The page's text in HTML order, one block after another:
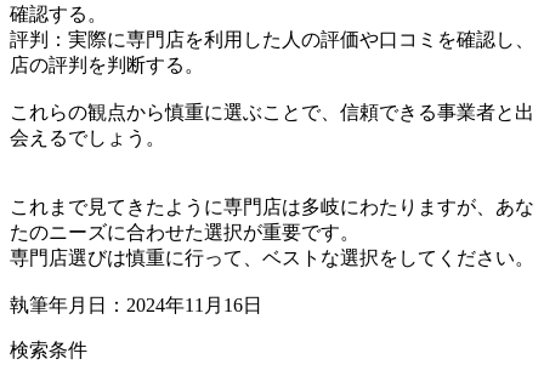
確認する。
評判：実際に専門店を利用した人の評価や口コミを確認し、
店の評判を判断する。
これらの観点から慎重に選ぶことで、信頼できる事業者と出
会えるでしょう。
これまで見てきたように専門店は多岐にわたりますが、あな
たのニーズに合わせた選択が重要です。
専門店選びは慎重に行って、ベストな選択をしてください。
執筆年月日：2024年11月16日
検索条件